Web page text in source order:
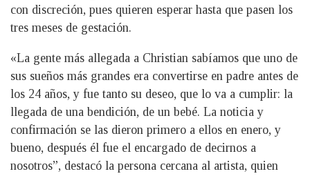
con discreción, pues quieren esperar hasta que pasen los
tres meses de gestación.
«La gente más allegada a Christian sabíamos que uno de
sus sueños más grandes era convertirse en padre antes de
los 24 años, y fue tanto su deseo, que lo va a cumplir: la
llegada de una bendición, de un bebé. La noticia y
confirmación se las dieron primero a ellos en enero, y
bueno, después él fue el encargado de decirnos a
nosotros”, destacó la persona cercana al artista, quien